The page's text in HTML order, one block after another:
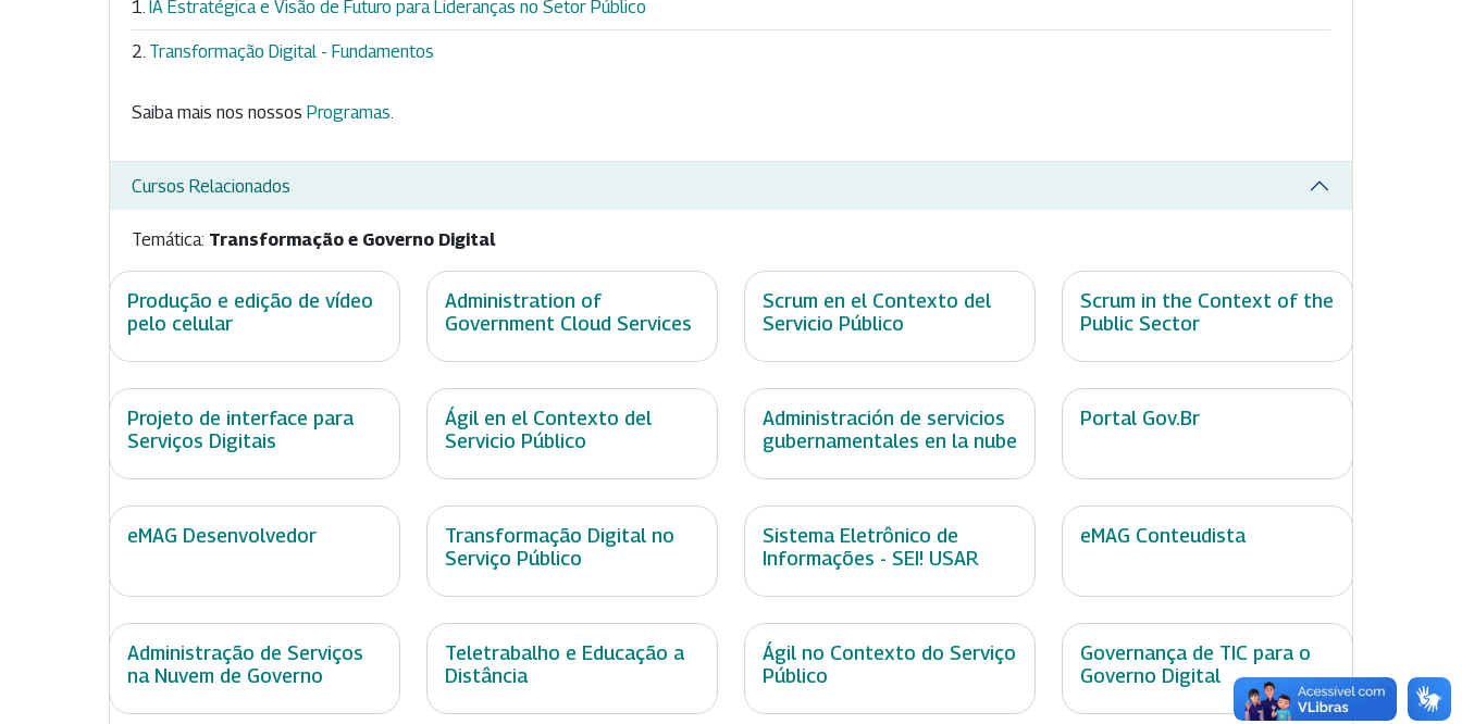
IA Estratégica e Visão de Futuro para Lideranças no Setor Público
Transformação Digital - Fundamentos
Saiba mais nos nossos Programas.
Cursos Relacionados
Temática: Transformação e Governo Digital
Produção e edição de vídeo
pelo celular
Administration of
Government Cloud Services
Scrum en el Contexto del
Servicio Público
Scrum in the Context of the
Public Sector
Projeto de interface para
Serviços Digitais
Ágil en el Contexto del
Servicio Público
Administración de servicios
gubernamentales en la nube
Portal Gov.Br
eMAG Desenvolvedor
Transformação Digital no
Serviço Público
Sistema Eletrônico de
Informações - SEI! USAR
eMAG Conteudista
Administração de Serviços
na Nuvem de Governo
Teletrabalho e Educação a
Distância
Ágil no Contexto do Serviço
Público
Governança de TIC para o
Governo Digital